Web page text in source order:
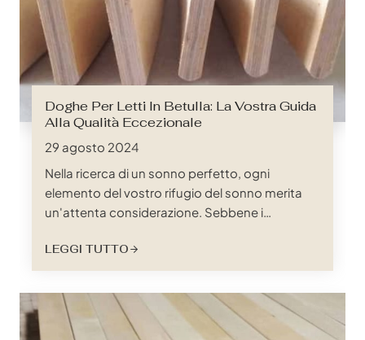
Doghe Per Letti In Betulla: La Vostra Guida
Alla Qualità Eccezionale
29 agosto 2024
Nella ricerca di un sonno perfetto, ogni
elemento del vostro rifugio del sonno merita
un'attenta considerazione. Sebbene i
doghe del letto, spesso trascurate, svolgono
un ruolo cruciale nel fornire sostegno, comfort
e longevità al materasso. Tra i diversi materiali
disponibili, le doghe in betulla sono emerse
come uno dei migliori…
LEGGI TUTTO